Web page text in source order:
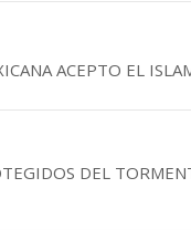
CRISTIANA
se
ACEPTO EL
DEL